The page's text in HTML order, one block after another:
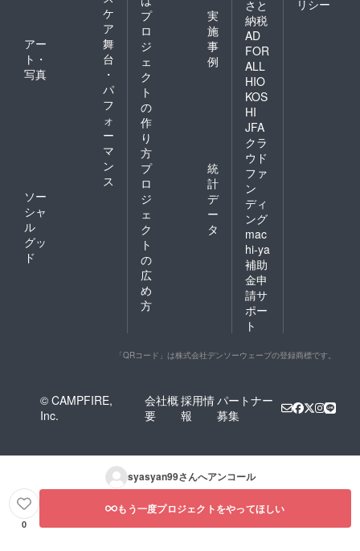
ケ
ア
アー
ト・
写真
舞
台
・
パ
フ
ォ
ー
マ
ン
ス
ソー
シャ
ル
グッ
ド
プ
ロ
ジ
ェ
ク
ト
の
作
り
方
実
施
事
例
プ
ロ
ジ
ェ
ク
ト
の
広
め
方
統
計
デ
ー
タ
さと
納税
AD
FOR
ALL
HIO
KOS
HI
JFA
クラ
ウド
ファ
ン
ディ
ング
mac
hi-ya
補助
金申
請サ
ポー
ト
リシー
「QRコード」は株式会社デンソーウェーブの登録商標です。
© CAMPFIRE,
Inc.
会社概
要
採用情
報
パートナー
募集
syasyan99さんへアンコール
0
もう一度プロジェクトをやってほしい